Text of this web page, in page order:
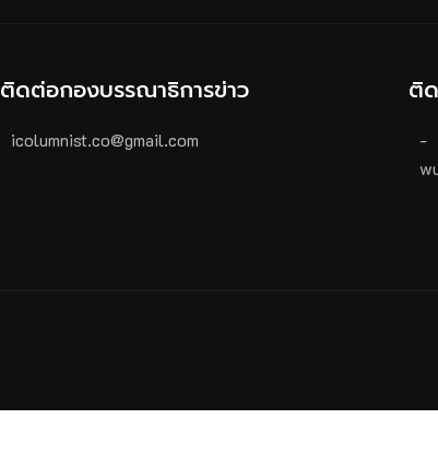
ติดต่อกองบรรณาธิการข่าว
icolumnist.co@gmail.com
ติ
-